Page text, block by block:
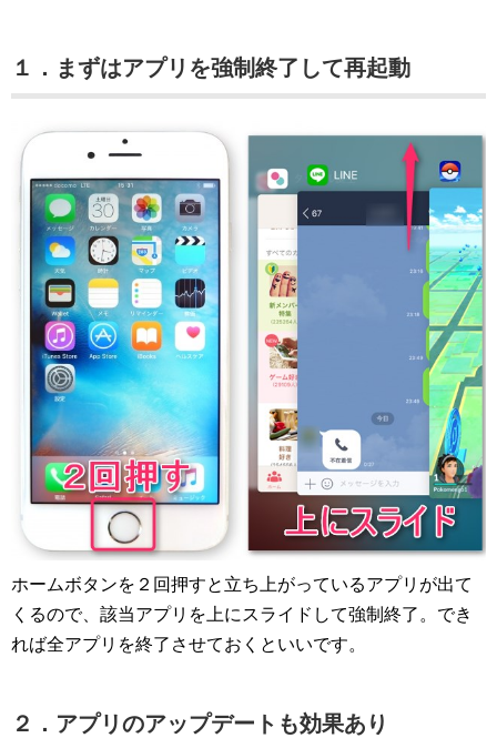
１．まずはアプリを強制終了して再起動
ホームボタンを２回押すと立ち上がっているアプリが出て
くるので、該当アプリを上にスライドして強制終了。でき
れば全アプリを終了させておくといいです。
２．アプリのアップデートも効果あり